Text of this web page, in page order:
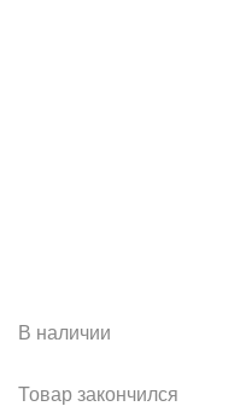
В наличии
Товар закончился